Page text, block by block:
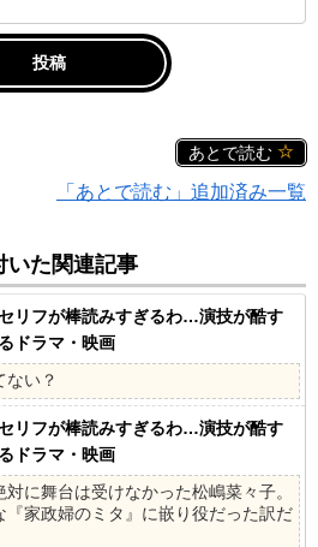
あとで読む
「あとで読む」追加済み一覧
いた関連記事
セリフが棒読みすぎるわ…演技が酷す
ドラマ・映画
ない？
セリフが棒読みすぎるわ…演技が酷す
ドラマ・映画
に舞台は受けなかった松嶋菜々子。
『家政婦のミタ』に嵌り役だった訳だ